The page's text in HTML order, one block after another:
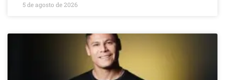
5 de agosto de 2026